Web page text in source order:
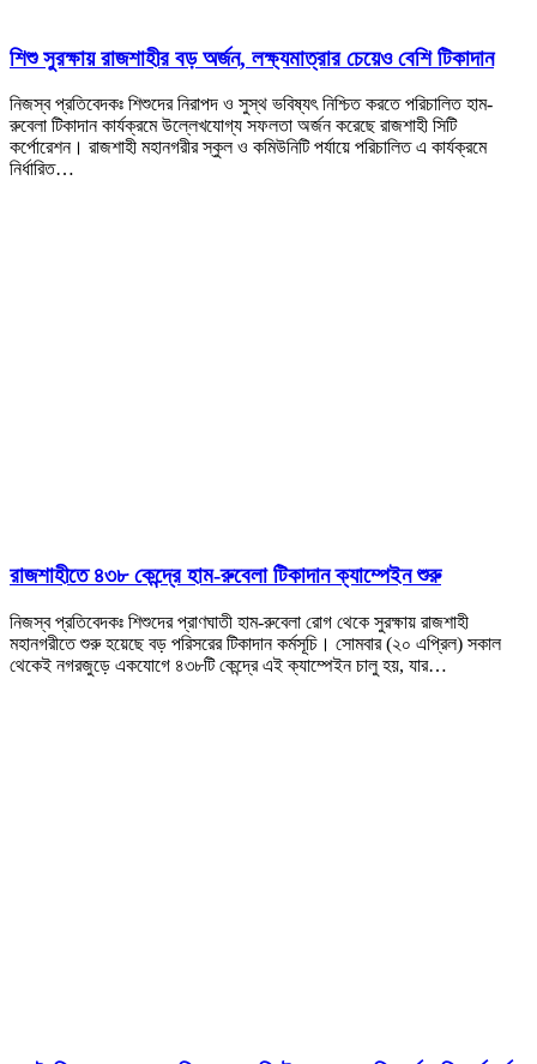
শিশু সুরক্ষায় রাজশাহীর বড় অর্জন, লক্ষ্যমাত্রার চেয়েও বেশি টিকাদান
নিজস্ব প্রতিবেদকঃ শিশুদের নিরাপদ ও সুস্থ ভবিষ্যৎ নিশ্চিত করতে পরিচালিত হাম-
রুবেলা টিকাদান কার্যক্রমে উল্লেখযোগ্য সফলতা অর্জন করেছে রাজশাহী সিটি
কর্পোরেশন। রাজশাহী মহানগরীর স্কুল ও কমিউনিটি পর্যায়ে পরিচালিত এ কার্যক্রমে
নির্ধারিত…
রাজশাহীতে ৪৩৮ কেন্দ্রে হাম-রুবেলা টিকাদান ক্যাম্পেইন শুরু
নিজস্ব প্রতিবেদকঃ শিশুদের প্রাণঘাতী হাম-রুবেলা রোগ থেকে সুরক্ষায় রাজশাহী
মহানগরীতে শুরু হয়েছে বড় পরিসরের টিকাদান কর্মসূচি। সোমবার (২০ এপ্রিল) সকাল
থেকেই নগরজুড়ে একযোগে ৪৩৮টি কেন্দ্রে এই ক্যাম্পেইন চালু হয়, যার…